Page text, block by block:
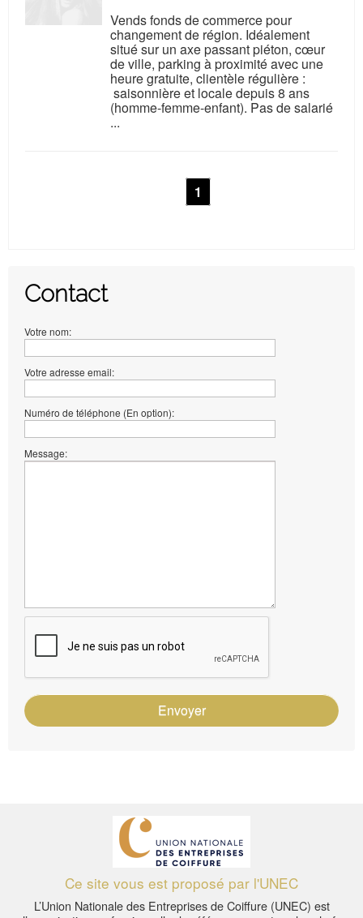
Vends fonds de commerce pour
changement de région. Idéalement
situé sur un axe passant piéton, cœur
de ville, parking à proximité avec une
heure gratuite, clientèle régulière :
saisonnière et locale depuis 8 ans
(homme-femme-enfant). Pas de salarié
...
1
Contact
Votre nom:
Votre adresse email:
Numéro de téléphone (En option):
Message:
Envoyer
Ce site vous est proposé par l'UNEC
L’Union Nationale des Entreprises de Coiffure (UNEC) est